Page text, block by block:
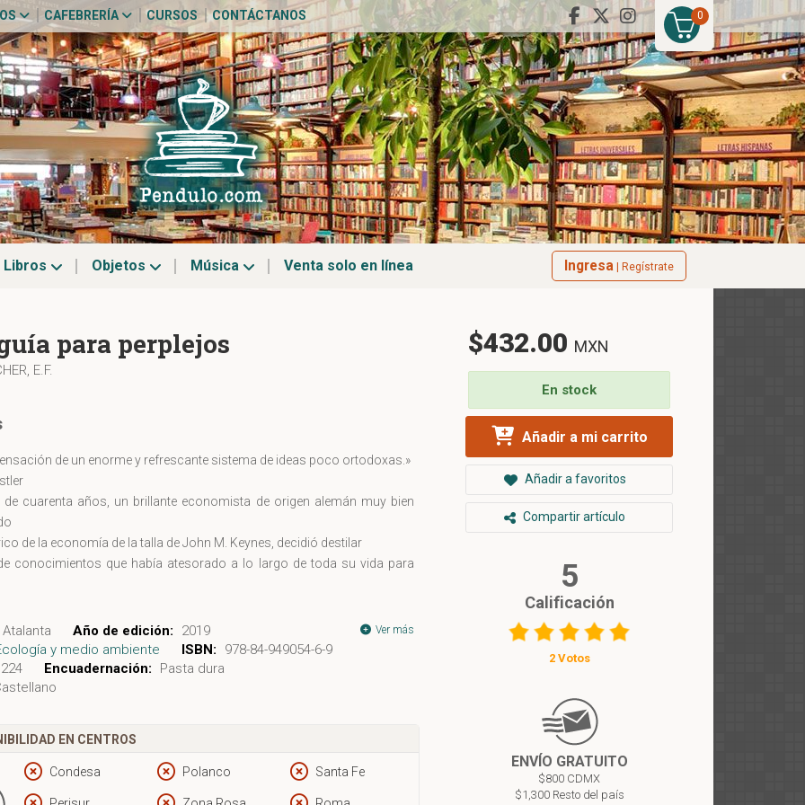
0
CAFEBRERÍA CURSOS CONTÁCTANOS
Libros Objetos Música Venta solo en línea Ingresa | Regístrate
para perplejos
E.F.
de un enorme y refrescante sistema de ideas poco ortodoxas.»
cuarenta años, un brillante economista de origen alemán muy bien
de la economía de la talla de John M. Keynes, decidió destilar
conocimientos que había atesorado a lo largo de toda su vida para
escribió en el siglo xii el gran filósofo cordobés Maimónides.
Schumacher (1911-1977) fue uno de los más profundos
a darse cuenta de que el «experimento moderno» ha fracasado y
Ver más
Atalanta Año de edición:
2019
y medio ambiente ISBN:
978-84-949054-6-9
224 Encuadernación:
Pasta dura
EN CENTROS
Condesa Polanco Santa Fe
$432.00 MXN
En stock
Añadir a mi carrito
Añadir a favoritos
Compartir artículo
5
Calificación
2 Votos
ENVÍO GRATUITO
$800 CDMX
$1,300 Resto del país